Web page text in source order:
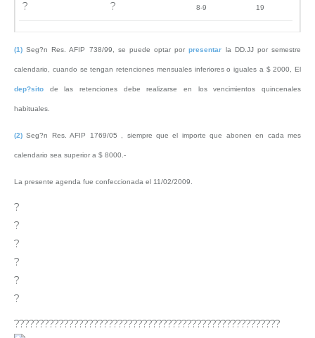
? ? 8-9 19
(1) Seg?n Res. AFIP 738/99, se puede optar porpresentar la DD.JJ por semestre
calendario, cuando se tengan retenciones mensuales inferiores o iguales a $ 2000, El
dep?sito de las retenciones debe realizarse en los vencimientos quincenales
habituales.
(2)Seg?n Res. AFIP 1769/05 , siempre que el importe que abonen en cada mes
calendario sea superior a $ 8000.-
La presente agenda fue confeccionada el 11/02/2009.
?
?
?
?
?
?
??????????????????????????????????????????????????????